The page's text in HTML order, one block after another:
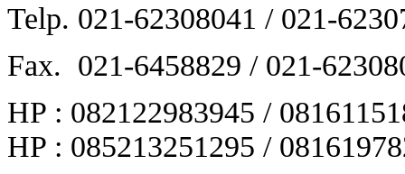
Telp. 021-62308041 / 021-
Fax. 021-6458829 / 021-
HP : 082122983945 /
HP : 085213251295 /